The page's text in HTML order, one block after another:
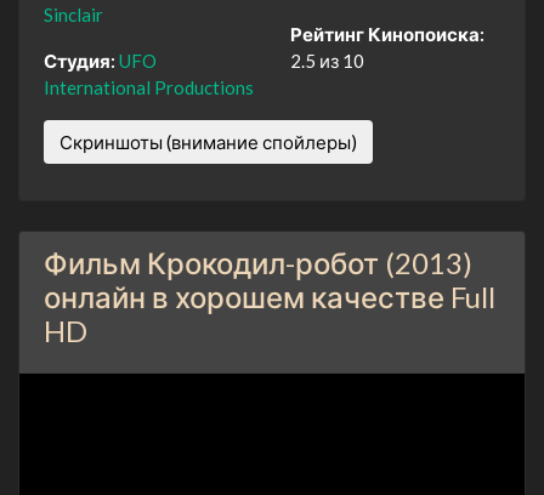
Sinclair
Студия: UFO
International Productions
Рейтинг Кинопоиска:
2.5 из 10
Скриншоты (внимание спойлеры)
Фильм Крокодил-робот (2013)
онлайн в хорошем качестве Full
HD